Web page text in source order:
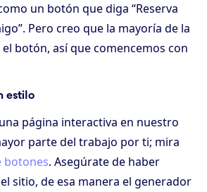
un botón que diga “Reserva
Pero creo que la mayoría de la
botón, así que comencemos con
estilo
página interactiva en nuestro
parte del trabajo por ti; mira
botones. Asegúrate de haber
sitio, de esa manera el generador